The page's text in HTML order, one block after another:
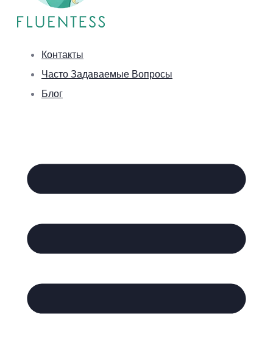
Контакты
Часто Задаваемые Вопросы
Блог